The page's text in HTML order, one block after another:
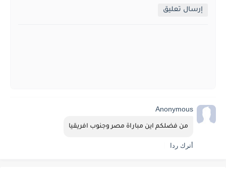
إرسال تعليق
Anonymous
من فضلكم اين مباراة مصر وجنوب افريقيا
أترك ردا